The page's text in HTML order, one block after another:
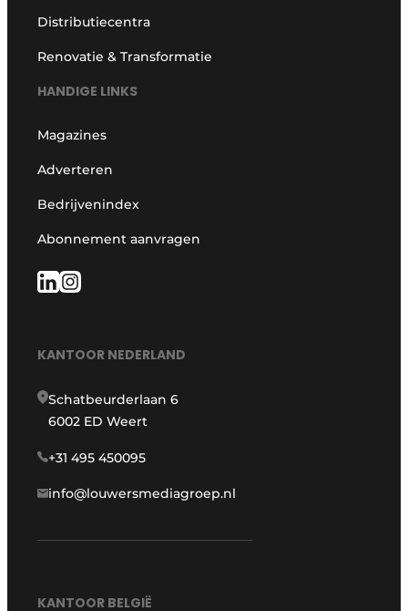
Distributiecentra
Renovatie & Transformatie
HANDIGE LINKS
Magazines
Adverteren
Bedrijvenindex
Abonnement aanvragen
KANTOOR NEDERLAND
Schatbeurderlaan 6
6002 ED Weert
+31 495 450095
info@louwersmediagroep.nl
KANTOOR BELGIË